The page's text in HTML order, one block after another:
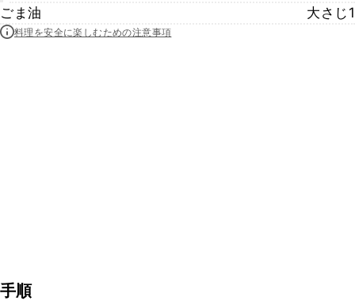
ごま油
大さじ1
料理を安全に楽しむための注意事項
手順